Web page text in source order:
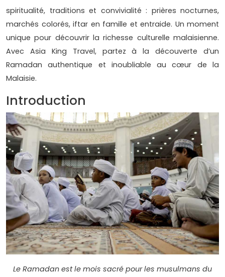
spiritualité, traditions et convivialité : prières nocturnes,
marchés colorés, iftar en famille et entraide. Un moment
unique pour découvrir la richesse culturelle malaisienne.
Avec Asia King Travel, partez à la découverte d’un
Ramadan authentique et inoubliable au cœur de la
Malaisie.
Introduction
Le Ramadan est le mois sacré pour les musulmans du